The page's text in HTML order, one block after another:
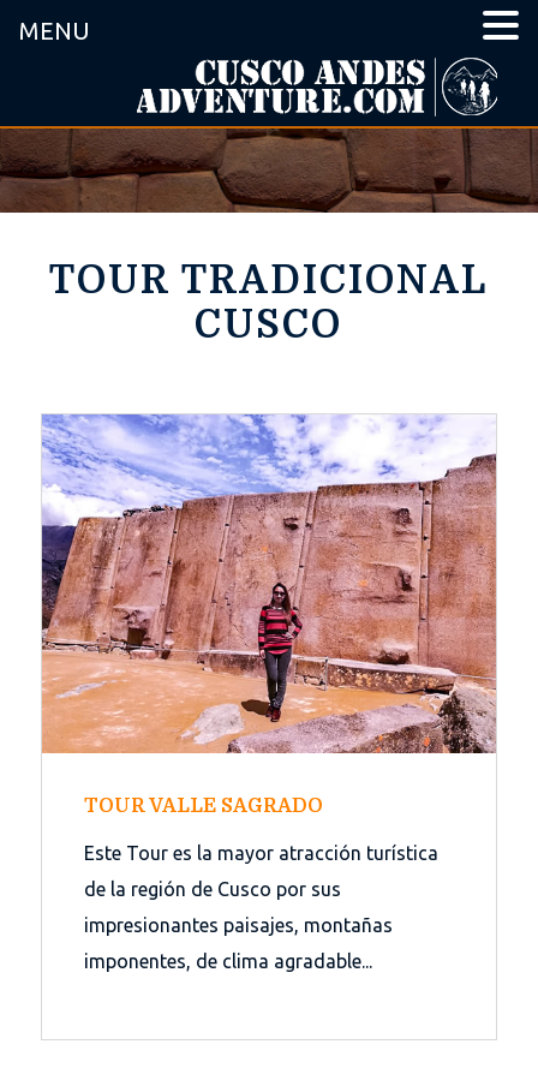
TOUR TRADICIONAL
CUSCO
TOUR VALLE SAGRADO
Este Tour es la mayor atracción turística
de la región de Cusco por sus
impresionantes paisajes, montañas
imponentes, de clima agradable...
MENU